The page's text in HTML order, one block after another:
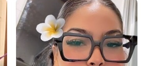
Ciutat Vella. No tengo experiencia
profesional en el cuidado de
personas mayores, pero sí he
trabajado durante años en
hostelería, en cafeterías familiares
con mucho público mayor. Allí
aprendí algo importante: escuchar,